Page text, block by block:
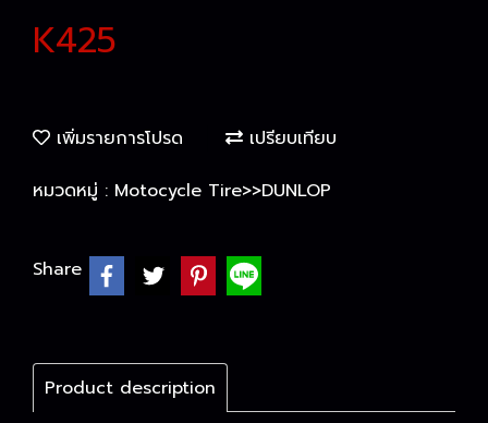
K425
เพิ่มรายการโปรด
เปรียบเทียบ
หมวดหมู่ : Motocycle Tire>>DUNLOP
Share
Product description